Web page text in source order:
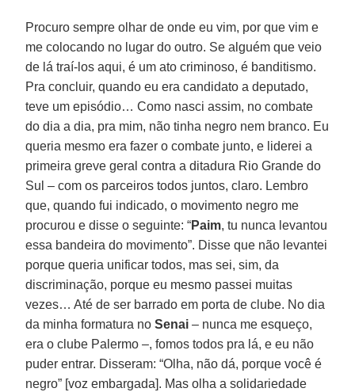
Procuro sempre olhar de onde eu vim, por que vim e
me colocando no lugar do outro. Se alguém que veio
de lá traí-los aqui, é um ato criminoso, é banditismo.
Pra concluir, quando eu era candidato a deputado,
teve um episódio… Como nasci assim, no combate
do dia a dia, pra mim, não tinha negro nem branco. Eu
queria mesmo era fazer o combate junto, e liderei a
primeira greve geral contra a ditadura Rio Grande do
Sul – com os parceiros todos juntos, claro. Lembro
que, quando fui indicado, o movimento negro me
procurou e disse o seguinte: “Paim, tu nunca levantou
essa bandeira do movimento”. Disse que não levantei
porque queria unificar todos, mas sei, sim, da
discriminação, porque eu mesmo passei muitas
vezes… Até de ser barrado em porta de clube. No dia
da minha formatura noSenai – nunca me esqueço,
era o clube Palermo –, fomos todos pra lá, e eu não
puder entrar. Disseram: “Olha, não dá, porque você é
negro” [voz embargada]. Mas olha a solidariedade